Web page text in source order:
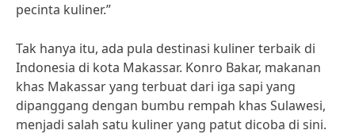
pecinta kuliner.”
Tak hanya itu, ada pula destinasi kuliner terbaik di
Indonesia di kota Makassar. Konro Bakar, makanan
khas Makassar yang terbuat dari iga sapi yang
dipanggang dengan bumbu rempah khas Sulawesi,
menjadi salah satu kuliner yang patut dicoba di sini.